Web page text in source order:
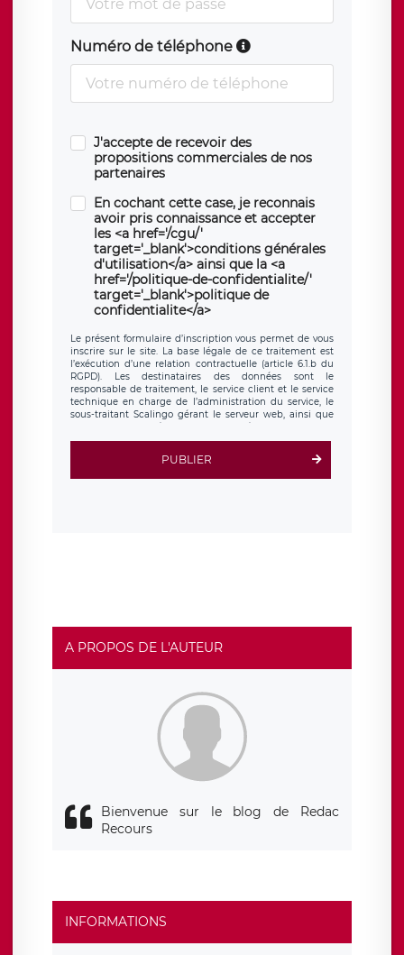
Numéro de téléphone
J'accepte de recevoir des
propositions commerciales de nos
partenaires
En cochant cette case, je reconnais
avoir pris connaissance et accepter
les <a href='/cgu/'
target='_blank'>conditions générales
d'utilisation</a> ainsi que la <a
href='/politique-de-confidentialite/'
target='_blank'>politique de
confidentialite</a>
Le présent formulaire d’inscription vous permet de vous
inscrire sur le site. La base légale de ce traitement est
l’exécution d’une relation contractuelle (article 6.1.b du
RGPD). Les destinataires des données sont le
responsable de traitement, le service client et le service
technique en charge de l’administration du service, le
sous-traitant Scalingo gérant le serveur web, ainsi que
toute personne légalement autorisée. Le formulaire
d’inscription est hébergé sur un serveur hébergé par
clauses de
protection conformes au RGPD
. Les données collectées
sont conservées jusqu’à ce que l’Internaute en sollicite la
rue Léopold Sédar Senghor, joignable à l’adresse mail :
responsabledetraitement@legavox.fr. Vous avez
également le droit d’introduire une réclamation auprès
d’une autorité de contrôle.
PUBLIER
A PROPOS DE L'AUTEUR
Bienvenue sur le blog de Redac
Recours
INFORMATIONS